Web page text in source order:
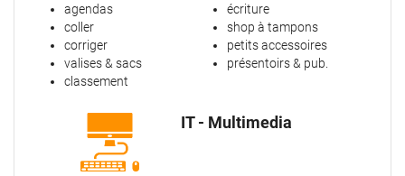
agendas
coller
corriger
valises & sacs
classement
écriture
shop à tampons
petits accessoires
présentoirs & pub.
IT - Multimedia